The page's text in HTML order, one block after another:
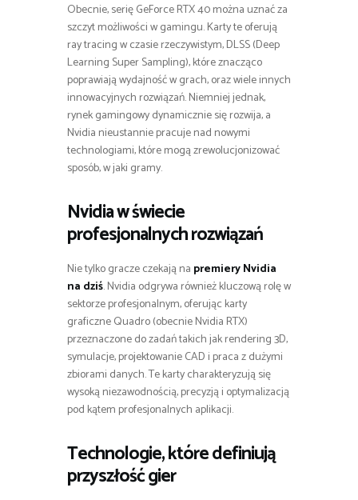
Obecnie, serię GeForce RTX 40 można uznać za
szczyt możliwości w gamingu. Karty te oferują
ray tracing w czasie rzeczywistym, DLSS (Deep
Learning Super Sampling), które znacząco
poprawiają wydajność w grach, oraz wiele innych
innowacyjnych rozwiązań. Niemniej jednak,
rynek gamingowy dynamicznie się rozwija, a
Nvidia nieustannie pracuje nad nowymi
technologiami, które mogą zrewolucjonizować
sposób, w jaki gramy.
Nvidia w świecie
profesjonalnych rozwiązań
Nie tylko gracze czekają na premiery Nvidia
na dziś. Nvidia odgrywa również kluczową rolę w
sektorze profesjonalnym, oferując karty
graficzne Quadro (obecnie Nvidia RTX)
przeznaczone do zadań takich jak rendering 3D,
symulacje, projektowanie CAD i praca z dużymi
zbiorami danych. Te karty charakteryzują się
wysoką niezawodnością, precyzją i optymalizacją
pod kątem profesjonalnych aplikacji.
Technologie, które definiują
przyszłość gier